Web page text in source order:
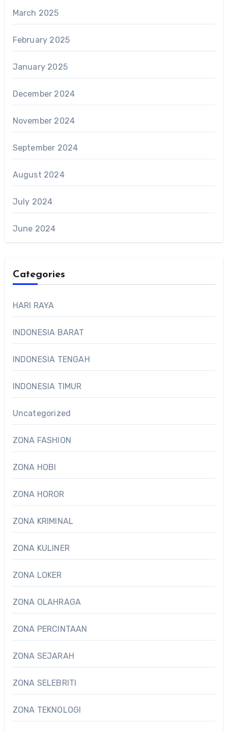
March 2025
February 2025
January 2025
December 2024
November 2024
September 2024
August 2024
July 2024
June 2024
Categories
HARI RAYA
INDONESIA BARAT
INDONESIA TENGAH
INDONESIA TIMUR
Uncategorized
ZONA FASHION
ZONA HOBI
ZONA HOROR
ZONA KRIMINAL
ZONA KULINER
ZONA LOKER
ZONA OLAHRAGA
ZONA PERCINTAAN
ZONA SEJARAH
ZONA SELEBRITI
ZONA TEKNOLOGI